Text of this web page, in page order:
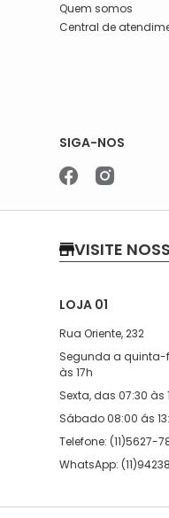
Quem somos
Central de
SIGA-NOS
VISITE
LOJA 01
Rua Oriente, 232
Segunda a quinta-
às 17h
Sexta, das 07:30 às
Sábado 08:00 ás
Telefone: (11)5627-
WhatsApp: